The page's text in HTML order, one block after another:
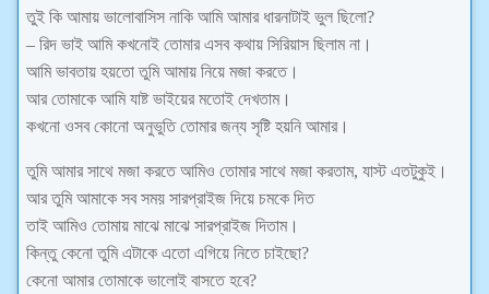
তুই কি আমায় ভালোবাসিস নাকি আমি আমার ধারনাটাই ভুল ছিলো?
– রিদ ভাই আমি কখনোই তোমার এসব কথায় সিরিয়াস ছিলাম না।
আমি ভাবতায় হয়তো তুমি আমায় নিয়ে মজা করতে।
আর তোমাকে আমি যাষ্ট ভাইয়ের মতোই দেখতাম।
কখনো ওসব কোনো অনুভুতি তোমার জন্য সৃষ্টি হয়নি আমার।
তুমি আমার সাথে মজা করতে আমিও তোমার সাথে মজা করতাম, যাস্ট এতটুকুই।
আর তুমি আমাকে সব সময় সারপ্রাইজ দিয়ে চমকে দিত
তাই আমিও তোমায় মাঝে মাঝে সারপ্রাইজ দিতাম।
কিন্তু কেনো তুমি এটাকে এতো এগিয়ে নিতে চাইছো?
কেনো আমার তোমাকে ভালোই বাসতে হবে?